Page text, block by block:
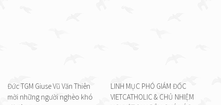
Đức TGM Giuse Vũ Văn Thiên
mời những người nghèo khó
LINH MỤC PHÓ GIÁM ĐỐC
VIETCATHOLIC & CHỦ NHIỆM